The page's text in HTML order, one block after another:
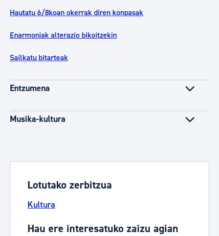
Hautatu 6/8koan okerrak diren konpasak
Enarmoniak alterazio bikoitzekin
Sailkatu bitarteak
Entzumena
Musika-kultura
Lotutako zerbitzua
Kultura
Hau ere interesatuko zaizu agian